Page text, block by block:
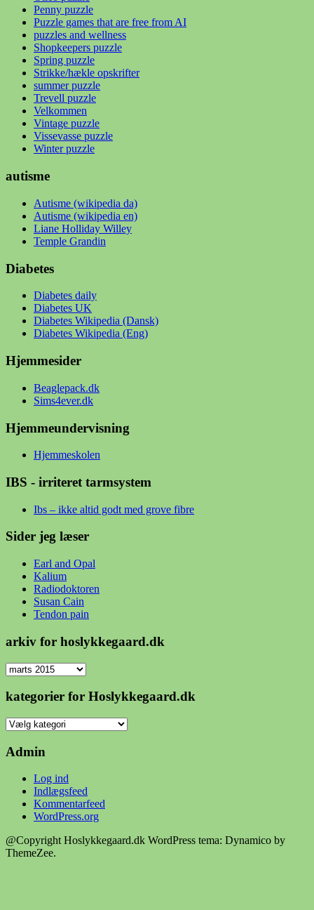
Penny puzzle
Puzzle games that are free from AI
puzzles and wellness
Shopkeepers puzzle
Spring puzzle
Strikke/hækle opskrifter
summer puzzle
Trevell puzzle
Velkommen
Vintage puzzle
Vissevasse puzzle
Winter puzzle
autisme
Autisme (wikipedia da)
Autisme (wikipedia en)
Liane Holliday Willey
Temple Grandin
Diabetes
Diabetes daily
Diabetes UK
Diabetes Wikipedia (Dansk)
Diabetes Wikipedia (Eng)
Hjemmesider
Beaglepack.dk
Sims4ever.dk
Hjemmeundervisning
Hjemmeskolen
IBS - irriteret tarmsystem
Ibs – ikke altid godt med grove fibre
Sider jeg læser
Earl and Opal
Kalium
Radiodoktoren
Susan Cain
Tendon pain
arkiv for hoslykkegaard.dk
arkiv
hoslykkegaard.dk
kategorier for Hoslykkegaard.dk
kategorier
Hoslykkegaard.dk
Admin
Log ind
Indlægsfeed
Kommentarfeed
WordPress.org
@Copyright Hoslykkegaard.dk WordPress tema: Dynamico by
ThemeZee.